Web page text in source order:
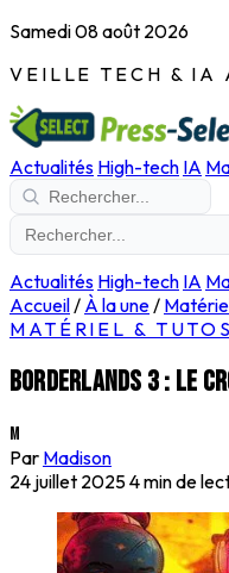
Samedi 08 août 2026
VEILLE TECH & IA
Actualités High-tech IA
Actualités High-tech IA
Accueil/ À la une/
MATÉRIEL & TUTOS
Borderlands 3 : le
M
Par Madison
24 juillet 20254 min de